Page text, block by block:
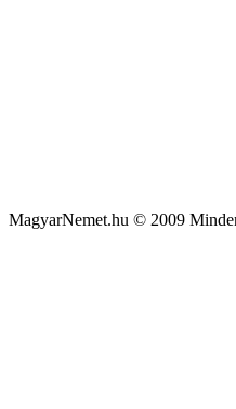
MagyarNemet.hu © 2009